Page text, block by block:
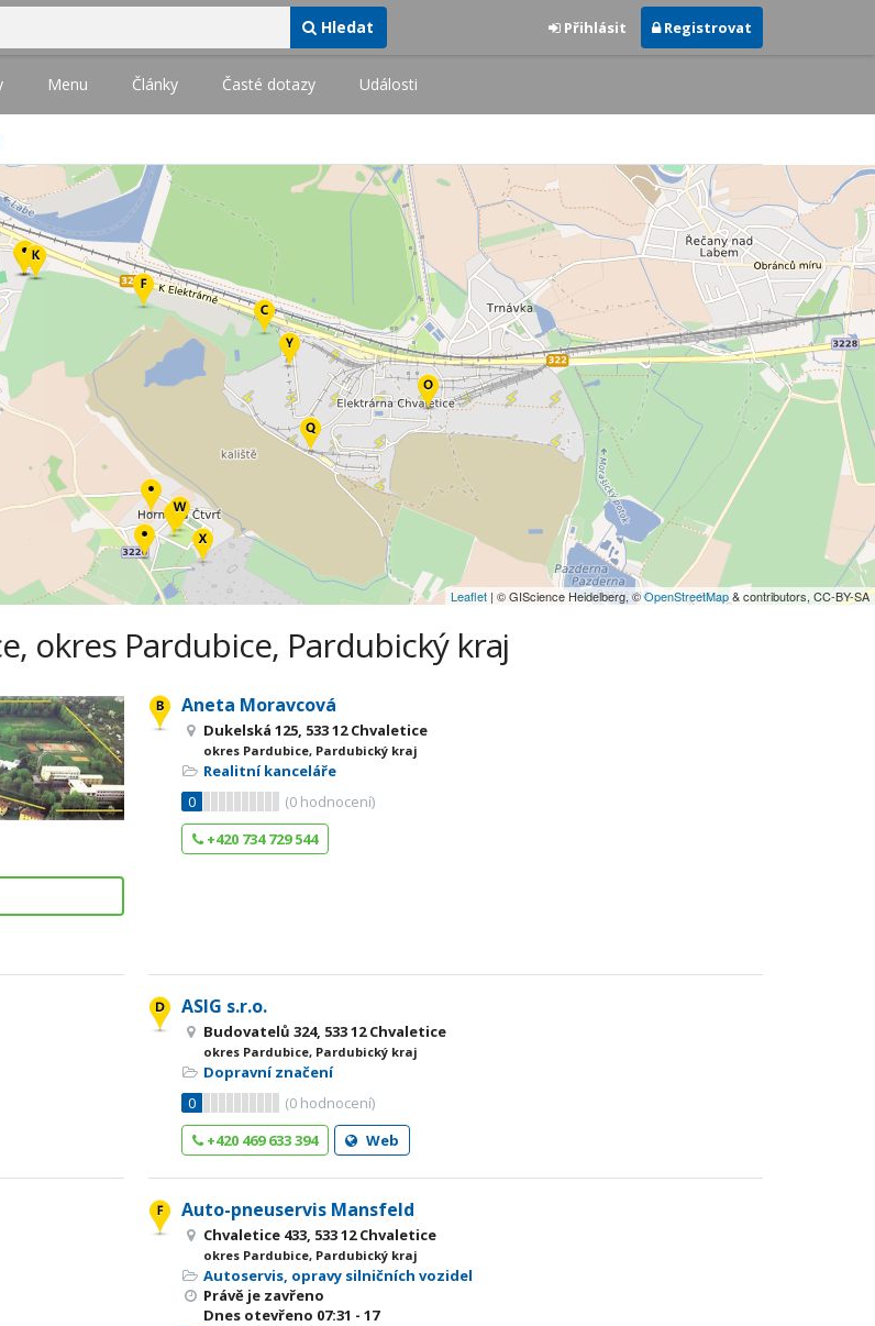
Hledat Přihlásit Registrovat
Menu Články Časté dotazy Události
Leaflet | © GIScience Heidelberg, ©OpenStreetMap& contributors, CC-BY-SA
okres Pardubice, Pardubický kraj
Aneta Moravcová
Dukelská 125, 533 12 Chvaletice
okres Pardubice, Pardubický kraj
Realitní kanceláře
0
(0 hodnocení)
+420 734 729 544
ASIG s.r.o.
Budovatelů 324, 533 12 Chvaletice
okres Pardubice, Pardubický kraj
Dopravní značení
0
(0 hodnocení)
+420 469 633 394
Web
Auto-pneuservis Mansfeld
Chvaletice 433, 533 12 Chvaletice
okres Pardubice, Pardubický kraj
Autoservis, opravy silničních vozidel
Právě je zavřeno
Dnes otevřeno 07:31 - 17